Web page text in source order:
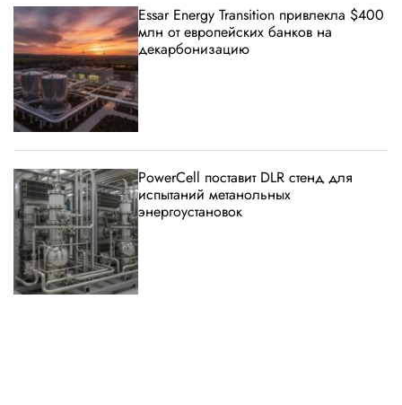
Essar Energy Transition привлекла $400
млн от европейских банков на
декарбонизацию
PowerCell поставит DLR стенд для
испытаний метанольных
энергоустановок